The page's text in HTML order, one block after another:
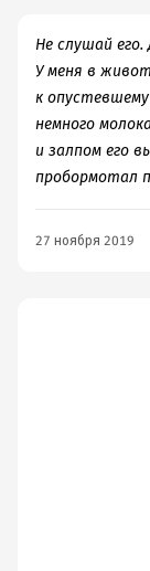
Не слушай его.
У меня в
к
немного
и залпом его
пробормотал
27 ноября 2019